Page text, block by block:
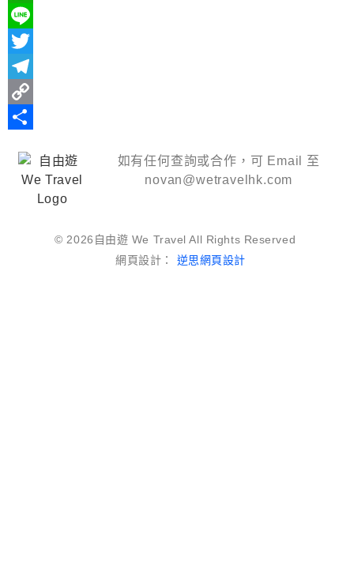
WhatsApp
Line
Twitter
Telegram
Copy
享
如有任何查詢或合作，可 Email 至
novan@wetravelhk.com
© 2026自由遊 We Travel All Rights Reserved
網頁設計：
逆思網頁設計